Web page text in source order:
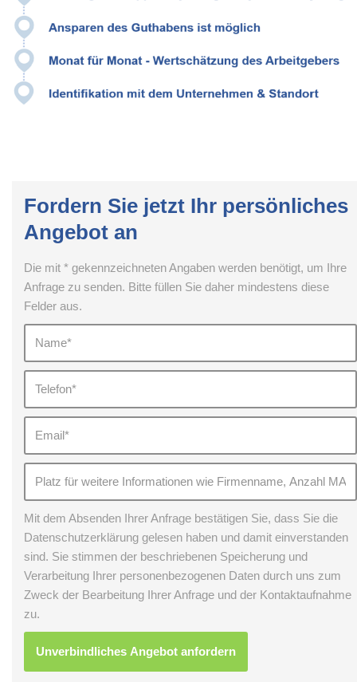
Fordern Sie jetzt Ihr persönliches
Angebot an
Die mit * gekennzeichneten Angaben werden benötigt, um Ihre
Anfrage zu senden. Bitte füllen Sie daher mindestens diese
Felder aus.
Mit dem Absenden Ihrer Anfrage bestätigen Sie, dass Sie die
Datenschutzerklärung gelesen haben und damit einverstanden
sind. Sie stimmen der beschriebenen Speicherung und
Verarbeitung Ihrer personenbezogenen Daten durch uns zum
Zweck der Bearbeitung Ihrer Anfrage und der Kontaktaufnahme
zu.